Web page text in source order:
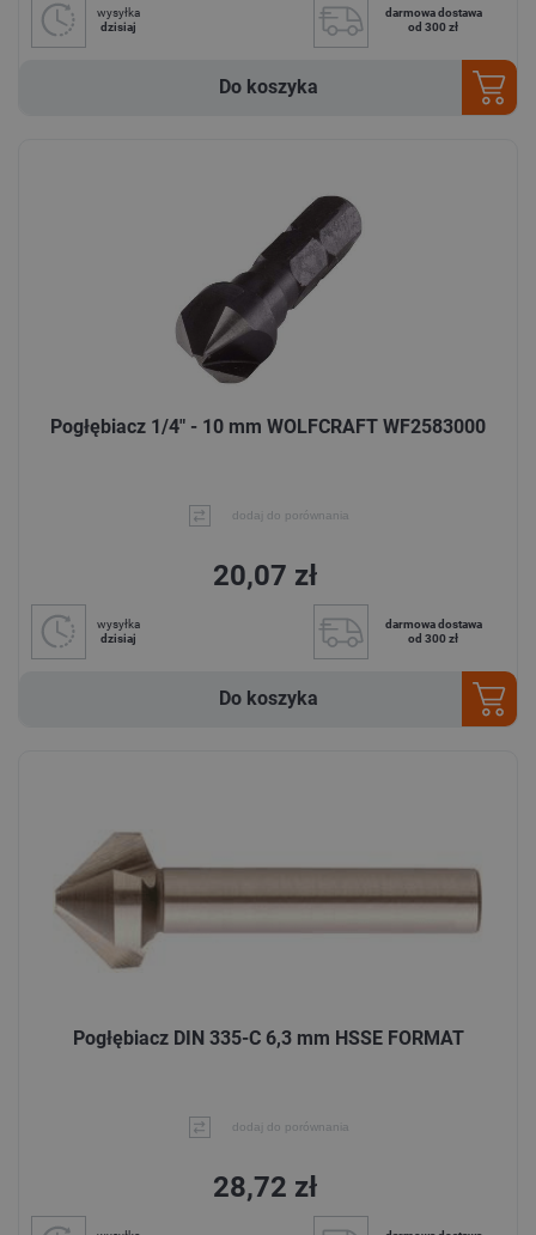
wysyłka
dzisiaj
darmowa dostawa
od 300 zł
Do koszyka
Pogłębiacz 1/4" - 10 mm WOLFCRAFT WF2583000
dodaj do porównania
20,07 zł
wysyłka
dzisiaj
darmowa dostawa
od 300 zł
Do koszyka
Pogłębiacz DIN 335-C 6,3 mm HSSE FORMAT
dodaj do porównania
28,72 zł